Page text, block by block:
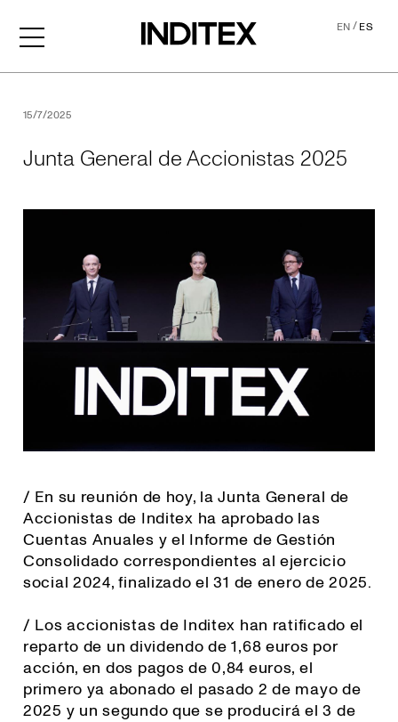
EN/ES
15/7/2025
Junta General de Accionistas 2025
/ En su reunión de hoy, la Junta General de
Accionistas de Inditex ha aprobado las
Cuentas Anuales y el Informe de Gestión
Consolidado correspondientes al ejercicio
social 2024, finalizado el 31 de enero de 2025.
/ Los accionistas de Inditex han ratificado el
reparto de un dividendo de 1,68 euros por
acción, en dos pagos de 0,84 euros, el
primero ya abonado el pasado 2 de mayo de
2025 y un segundo que se producirá el 3 de